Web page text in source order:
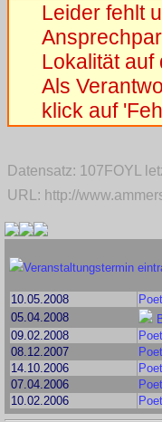
Leider fehlt
Lokalität auf
Als
klick auf
Datensatz: 107FOYL
URL: http://
Veranstaltungstermin
10.05.2008
05.04.2008
09.02.2008
08.12.2007
14.10.2006
07.04.2006
10.02.2006